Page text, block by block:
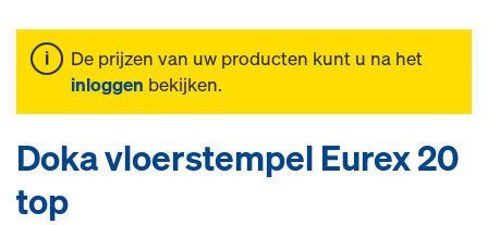
De prijzen van uw producten kunt u na het
inloggen bekijken.
Doka vloerstempel Eurex 20
top